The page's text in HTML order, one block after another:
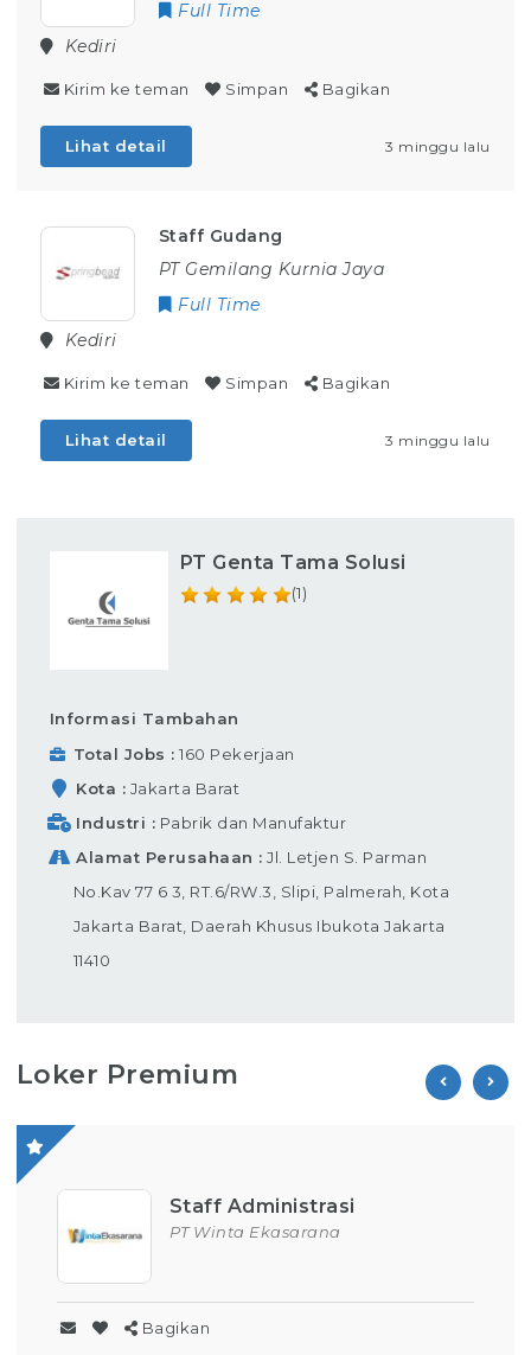
Full Time
Kediri
Kirim ke teman Simpan Bagikan
Lihat detail 3 minggu lalu
Staff Gudang
PT Gemilang Kurnia Jaya
Full Time
Kediri
Kirim ke teman Simpan Bagikan
Lihat detail 3 minggu lalu
PT Genta Tama Solusi
(1)
Informasi Tambahan
Total Jobs
160 Pekerjaan
Kota
Jakarta Barat
Industri
Pabrik dan Manufaktur
Alamat Perusahaan
Jl. Letjen S. Parman
No.Kav 77 6 3, RT.6/RW.3, Slipi, Palmerah, Kota
Jakarta Barat, Daerah Khusus Ibukota Jakarta
11410
Loker Premium
Staff Administrasi
PT Winta Ekasarana
Bagikan